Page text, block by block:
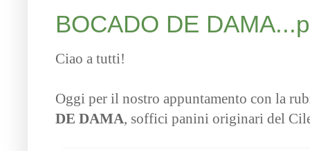
BOCADO DE
Ciao a tutti!
Oggi per il nostro appuntamento con la
DE DAMA, soffici panini originari del